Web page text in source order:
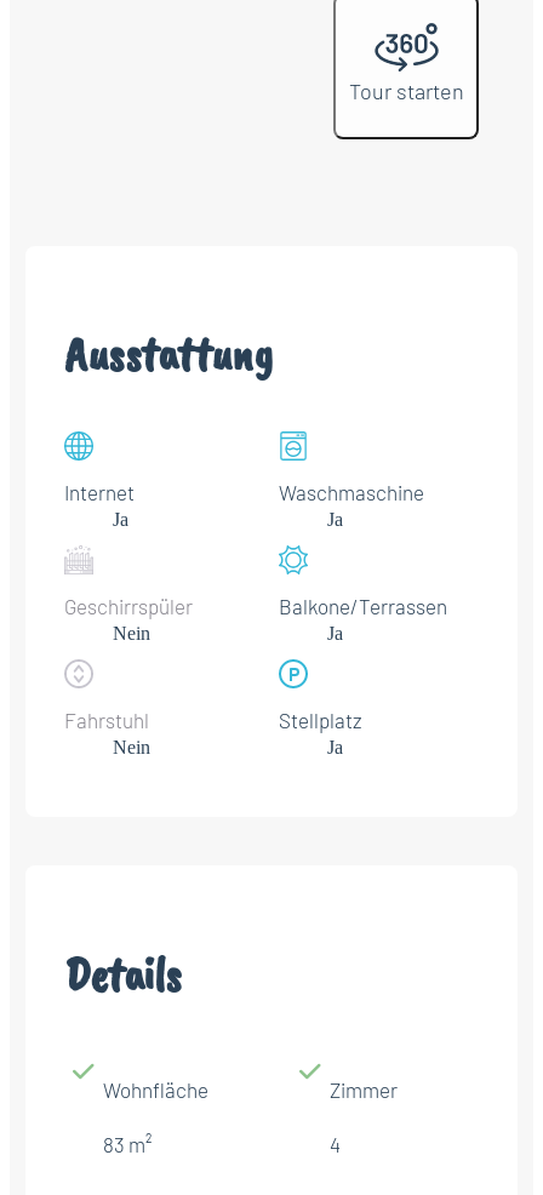
Tour starten
Ausstattung
Internet
Ja
Waschmaschine
Ja
Geschirrspüler
Nein
Balkone/Terrassen
Ja
Fahrstuhl
Nein
Stellplatz
Ja
Details
Wohnfläche
83 m²
Zimmer
4